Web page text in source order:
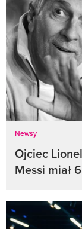
Newsy
Ojciec
Messi miał